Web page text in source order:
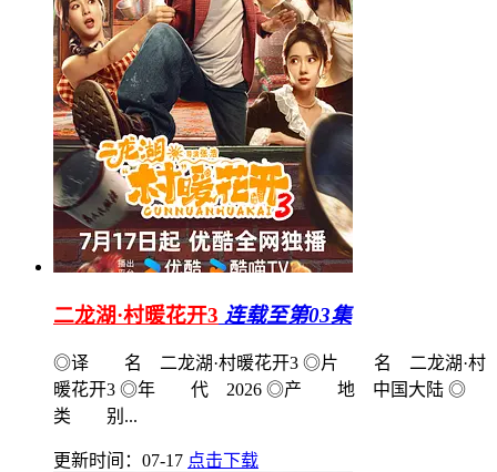
二龙湖·村暖花开3 连载至第03集
◎译 名 二龙湖·村暖花开3 ◎片 名 二龙湖·村
暖花开3 ◎年 代 2026 ◎产 地 中国大陆 ◎
类 别...
更新时间：07-17 点击下载